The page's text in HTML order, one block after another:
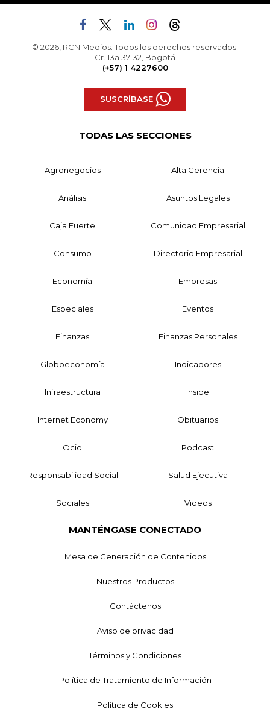
© 2026, RCN Medios. Todos los derechos reservados.
Cr. 13a 37-32, Bogotá
(+57) 1 4227600
SUSCRÍBASE
TODAS LAS SECCIONES
Agronegocios Alta Gerencia
Análisis Asuntos Legales
Caja Fuerte Comunidad Empresarial
Consumo Directorio Empresarial
Economía Empresas
Especiales Eventos
Finanzas Finanzas Personales
Globoeconomía Indicadores
Infraestructura Inside
Internet Economy Obituarios
Ocio Podcast
Responsabilidad Social Salud Ejecutiva
Sociales Videos
MANTÉNGASE CONECTADO
Mesa de Generación de Contenidos
Nuestros Productos
Contáctenos
Aviso de privacidad
Términos y Condiciones
Política de Tratamiento de Información
Política de Cookies